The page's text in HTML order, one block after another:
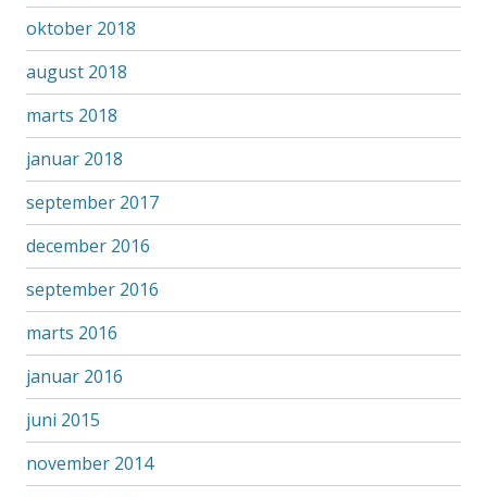
oktober 2018
august 2018
marts 2018
januar 2018
september 2017
december 2016
september 2016
marts 2016
januar 2016
juni 2015
november 2014